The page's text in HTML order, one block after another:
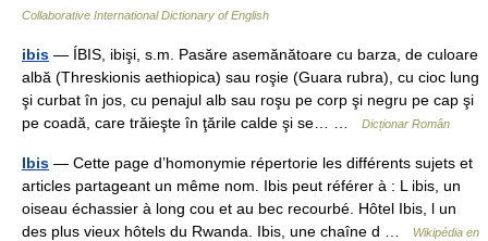
Collaborative International Dictionary of English
ibis — ÍBIS, ibişi, s.m. Pasăre asemănătoare cu barza, de culoare
albă (Threskionis aethiopica) sau roşie (Guara rubra), cu cioc lung
şi curbat în jos, cu penajul alb sau roşu pe corp şi negru pe cap şi
pe coadă, care trăieşte în ţările calde şi se… …
Dicționar Român
Ibis — Cette page d’homonymie répertorie les différents sujets et
articles partageant un même nom. Ibis peut référer à : L ibis, un
oiseau échassier à long cou et au bec recourbé. Hôtel Ibis, l un
des plus vieux hôtels du Rwanda. Ibis, une chaîne d …
Wikipédia en